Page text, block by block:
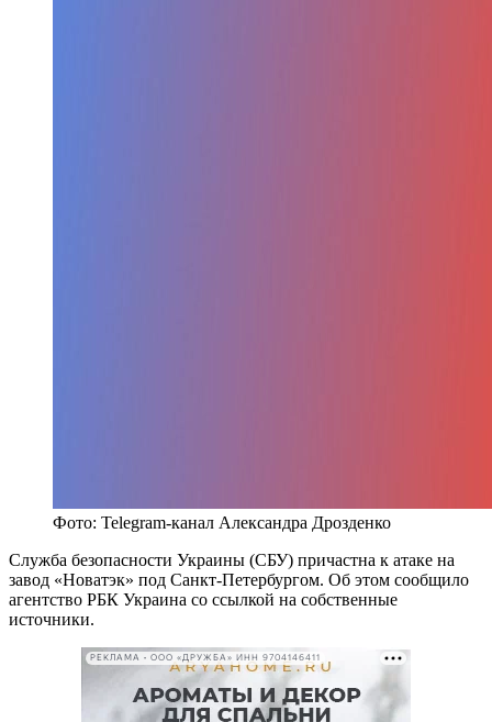
Фото: Telegram-канал Александра Дрозденко
Служба безопасности Украины (СБУ) причастна к атаке на
завод «Новатэк» под Санкт-Петербургом. Об этом сообщило
агентство РБК Украина со ссылкой на собственные
источники.
РЕКЛАМА • ООО «ДРУЖБА» ИНН 9704146411